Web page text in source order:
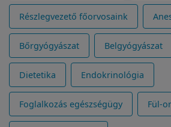
Részlegvezető főorvosaink
Bőrgyógyászat Belgyógyászat
Dietetika Endokrinológia
Foglalkozás egészségügy Fül-